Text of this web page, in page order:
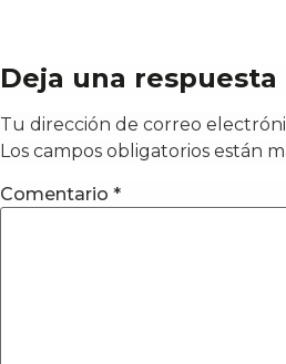
Deja una respuesta
Tu dirección de correo
Los campos obligatorios están
Comentario *